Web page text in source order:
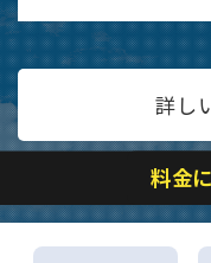
詳し
料金